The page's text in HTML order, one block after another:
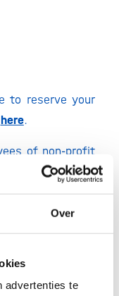
Over
advertenties te
to reserve your
here.
of non-profit
free (max 3
HollandBIO
of €75,- Euro